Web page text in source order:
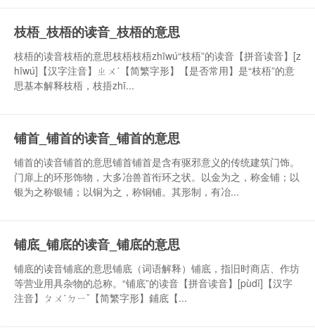
枝梧_枝梧的读音_枝梧的意思
枝梧的读音枝梧的意思枝梧枝梧zhīwú“枝梧”的读音【拼音读音】[z
hīwú]【汉字注音】ㄓㄨˊ【简繁字形】【是否常用】是“枝梧”的意
思基本解释枝梧，枝捂zhī...
铺首_铺首的读音_铺首的意思
铺首的读音铺首的意思铺首铺首是含有驱邪意义的传统建筑门饰。
门扉上的环形饰物，大多冶兽首衔环之状。以金为之，称金铺；以
银为之称银铺；以铜为之，称铜铺。其形制，有冶...
铺底_铺底的读音_铺底的意思
铺底的读音铺底的意思铺底（词语解释）铺底，指旧时商店、作坊
等营业用具杂物的总称。“铺底”的读音【拼音读音】[pùdǐ]【汉字
注音】ㄆㄨˋㄉㄧˇ【简繁字形】鋪底【...